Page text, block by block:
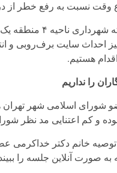
نسبت به رفع خطر از
او با بیان
هستیم.
را نداریم
اسلامی شهر تهران
و کم اعتنایی مد نظر شورا
توصیه خانم دکتر خداکرمی
به صورت آنلاین جلسه را